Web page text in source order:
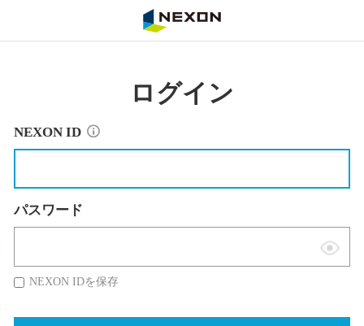
ログイン
NEXON ID
パスワード
表
替
NEXON IDを保存